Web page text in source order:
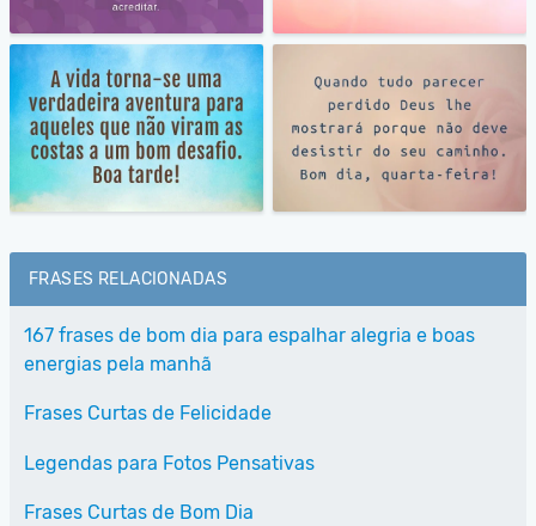
FRASES RELACIONADAS
167 frases de bom dia para espalhar alegria e boas
energias pela manhã
Frases Curtas de Felicidade
Legendas para Fotos Pensativas
Frases Curtas de Bom Dia